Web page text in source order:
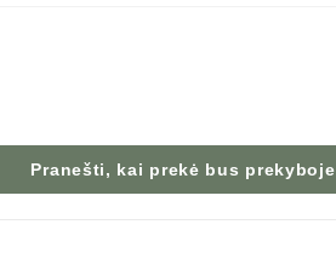
Pranešti, kai prekė bus prekyboje